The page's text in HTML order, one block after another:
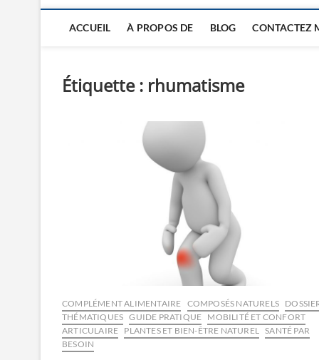
ACCUEIL À PROPOS DE BLOG CONTACTEZ
Étiquette : rhumatisme
COMPLÉMENT ALIMENTAIRE COMPOSÉS NATURELS
THÉMATIQUES GUIDE PRATIQUE MOBILITÉ ET CONFORT
ARTICULAIRE PLANTES ET BIEN-ÊTRE NATUREL
SANTÉ PAR
BESOIN